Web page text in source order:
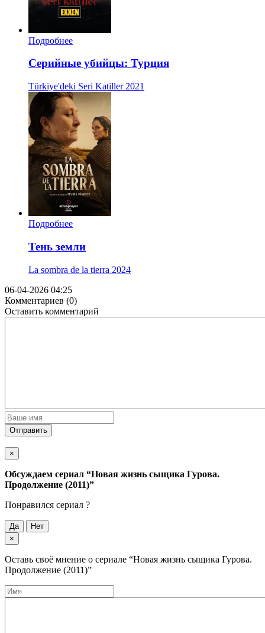
Подробнее
Серийные убийцы: Турция
Türkiye'deki Seri Katiller 2021
Подробнее
Тень земли
La sombra de la tierra 2024
06-04-2026 04:25
Комментариев (0)
Оставить комментарий
Отправить
×
Обсуждаем cериал “Новая жизнь сыщика Гурова.
Продолжение (2011)”
Понравился cериал ?
Да
Нет
×
Оставь своё мнение о cериале “Новая жизнь сыщика Гурова.
Продолжение (2011)”